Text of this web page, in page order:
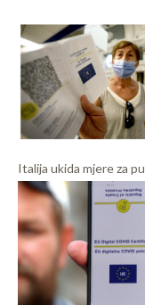
Italija ukida mjere za